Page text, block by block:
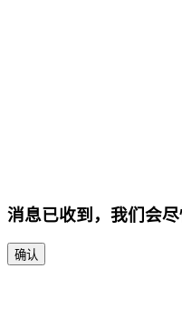
消息已收到，我们会尽
确认